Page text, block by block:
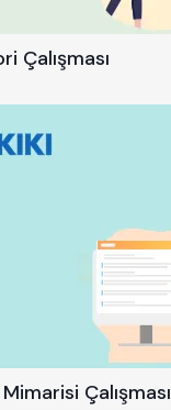
Çalışması
Çalışması